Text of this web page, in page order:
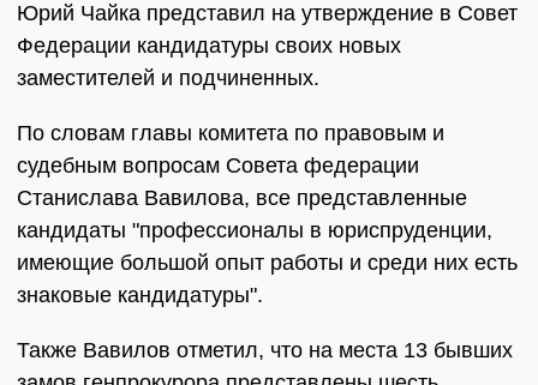
Юрий Чайка представил на утверждение в Совет
Федерации кандидатуры своих новых
заместителей и подчиненных.
По словам главы комитета по правовым и
судебным вопросам Совета федерации
Станислава Вавилова, все представленные
кандидаты "профессионалы в юриспруденции,
имеющие большой опыт работы и среди них есть
знаковые кандидатуры".
Также Вавилов отметил, что на места 13 бывших